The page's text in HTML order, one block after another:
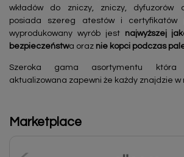
wkładów do zniczy, zniczy, dyfuzorów
posiada szereg atestów i certyfikatów
wyprodukowany wyrób jest
najwyższej
bezpieczeństwa oraz nie kopci podczas
Szeroka gama asortymentu która
aktualizowana zapewni że każdy znajdzie w
Marketplace